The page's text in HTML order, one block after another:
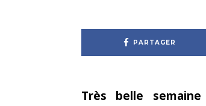
PARTAGER
Très belle